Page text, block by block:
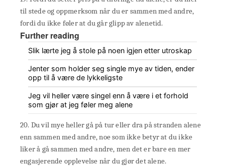
til stede og oppmerksom når du er sammen med andre,
fordi du ikke føler at du går glipp av alenetid.
Further reading
Slik lærte jeg å stole på noen igjen etter utroskap
Jenter som holder seg single mye av tiden, ender
opp til å være de lykkeligste
Jeg vil heller være singel enn å være i et forhold
som gjør at jeg føler meg alene
20. Du vil mye heller gå på tur eller dra på stranden alene
enn sammen med andre, noe som ikke betyr at du ikke
liker å gå sammen med andre, men det er bare en mer
engasjerende opplevelse når du gjør det alene.